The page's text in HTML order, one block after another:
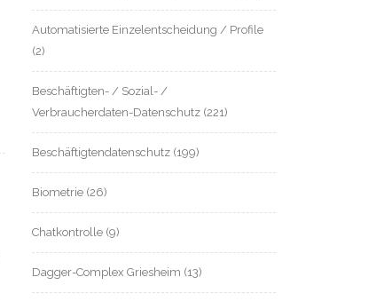
Automatisierte Einzelentscheidung / Profile
(2)
Beschäftigten- / Sozial- /
Verbraucherdaten-Datenschutz (221)
Beschäftigtendatenschutz (199)
Biometrie (26)
Chatkontrolle (9)
Dagger-Complex Griesheim (13)